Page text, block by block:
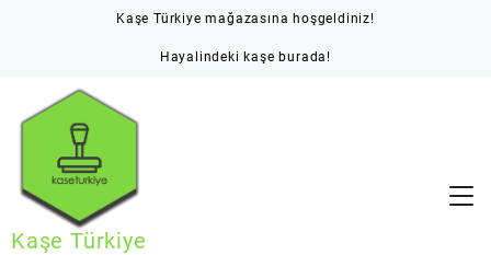
Kaşe Türkiye mağazasına hoşgeldiniz!
Hayalindeki kaşe burada!
Kaşe Türkiye